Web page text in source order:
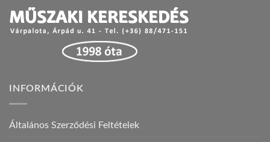
INFORMÁCIÓK
Általános Szerződési Feltételek